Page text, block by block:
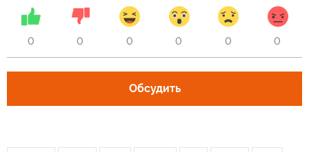
0 0 0 0 0 0
Обсудить